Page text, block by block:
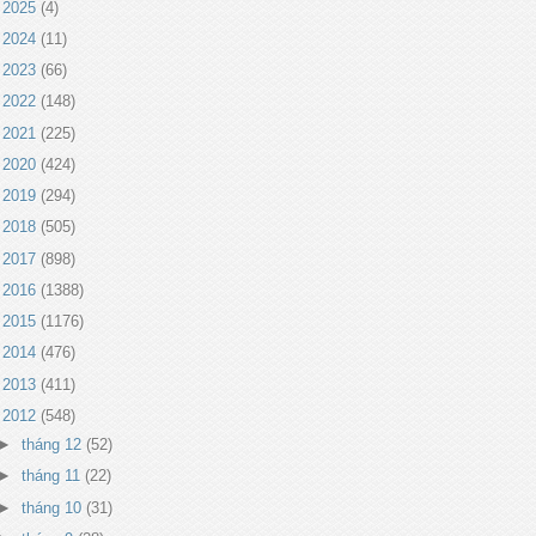
2025 (4)
2024 (11)
2023 (66)
2022 (148)
2021 (225)
2020 (424)
2019 (294)
2018 (505)
2017 (898)
2016 (1388)
2015 (1176)
2014 (476)
2013 (411)
2012 (548)
tháng 12 (52)
tháng 11 (22)
tháng 10 (31)